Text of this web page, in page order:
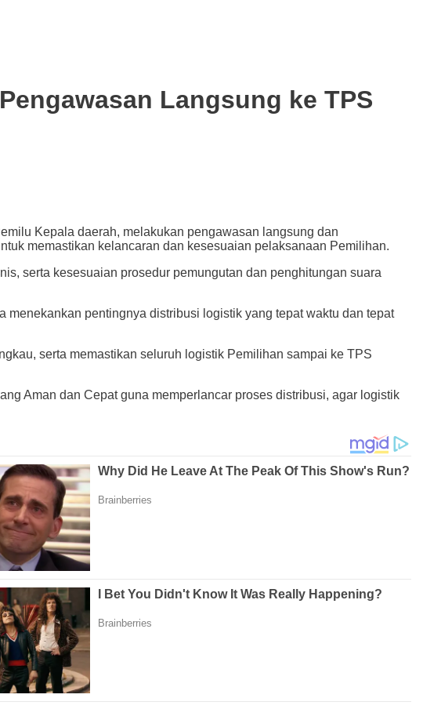
Langsung ke TPS
Kepala daerah, melakukan pengawasan langsung dan
memastikan kelancaran dan kesesuaian pelaksanaan Pemilihan.
serta kesesuaian prosedur pemungutan dan penghitungan suara
pentingnya distribusi logistik yang tepat waktu dan tepat
serta memastikan seluruh logistik Pemilihan sampai ke TPS
Aman dan Cepat guna memperlancar proses distribusi, agar logistik